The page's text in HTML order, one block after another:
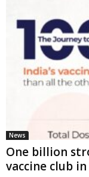
News
One billion
vaccine club in